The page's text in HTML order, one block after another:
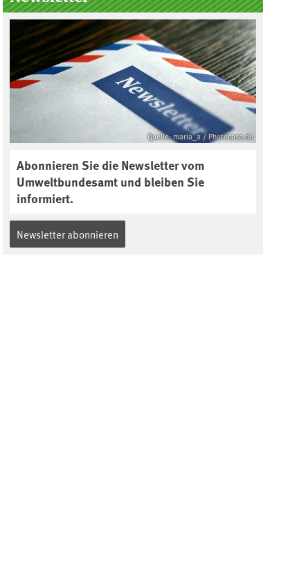
Boden des Jahres ausgewählt und
was passiert eigentlich während
eines solchen Bodenjahres? Infos
dazu gibt es im aktuellen Podcast
„Soilcast“. Jetzt reinhören:
https://soilcast.de/interview/sc20
2-interview-die-kuer-der-krume/
Quelle: maria_a / Photocase.de
Abonnieren Sie die Newsletter vom
Umweltbundesamt und bleiben Sie
informiert.
Newsletter abonnieren